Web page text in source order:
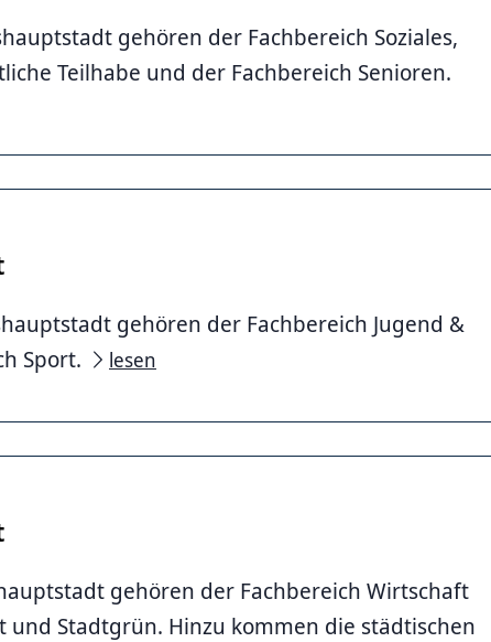
gehören der Fachbereich Soziales,
Teilhabe und der Fachbereich Senioren.
gehören der Fachbereich Jugend &
Sport.
lesen
gehören der Fachbereich Wirtschaft
und Stadtgrün. Hinzu kommen die städtischen